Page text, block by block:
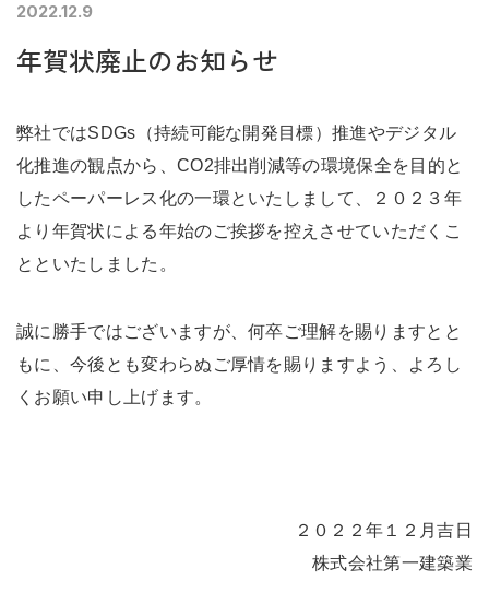
モデルハウス
未来に住み継ぐ平屋
会社情報
2022.12.9
年賀状廃止のお知らせ
弊社ではSDGs（持続可能な開発目標）推進やデジタル
化推進の観点から、CO2排出削減等の環境保全を目的と
したペーパーレス化の一環といたしまして、２０２３年
より年賀状による年始のご挨拶を控えさせていただくこ
とといたしました。
誠に勝手ではございますが、何卒ご理解を賜りますとと
もに、今後とも変わらぬご厚情を賜りますよう、よろし
くお願い申し上げます。
２０２２年１２月吉日
株式会社第一建築業